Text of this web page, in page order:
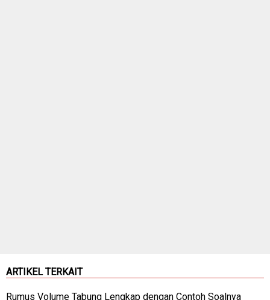
ARTIKEL TERKAIT
Rumus Volume Tabung Lengkap dengan Contoh Soalnya